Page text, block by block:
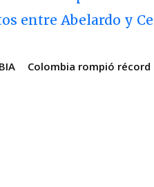
entre Abelardo y
Colombia rompió